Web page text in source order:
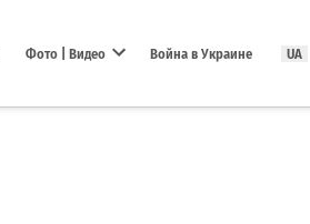
Фото | Видео Война в Украине UA